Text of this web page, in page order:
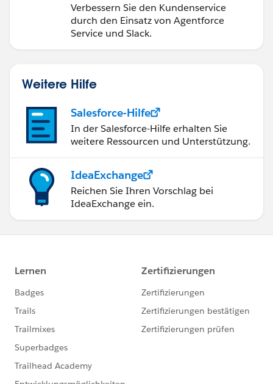
Verbessern Sie den Kundenservice
durch den Einsatz von Agentforce
Service und Slack.
Weitere Hilfe
Salesforce-Hilfe
In der Salesforce-Hilfe erhalten Sie
weitere Ressourcen und Unterstützung.
IdeaExchange
Reichen Sie Ihren Vorschlag bei
IdeaExchange ein.